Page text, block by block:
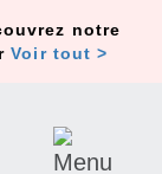
notre
Voir tout >